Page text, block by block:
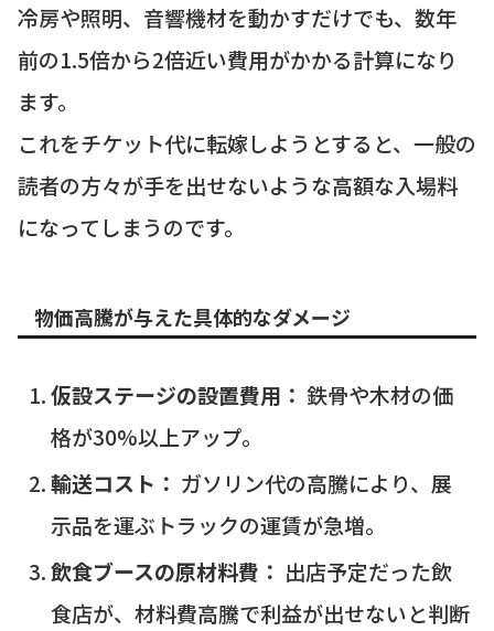
冷房や照明、音響機材を動かすだけでも、数年
前の1.5倍から2倍近い費用がかかる計算になり
ます。
これをチケット代に転嫁しようとすると、一般の
読者の方々が手を出せないような高額な入場料
になってしまうのです。
物価高騰が与えた具体的なダメージ
仮設ステージの設置費用： 鉄骨や木材の価
格が30%以上アップ。
輸送コスト： ガソリン代の高騰により、展
示品を運ぶトラックの運賃が急増。
飲食ブースの原材料費： 出店予定だった飲
食店が、材料費高騰で利益が出せないと判断